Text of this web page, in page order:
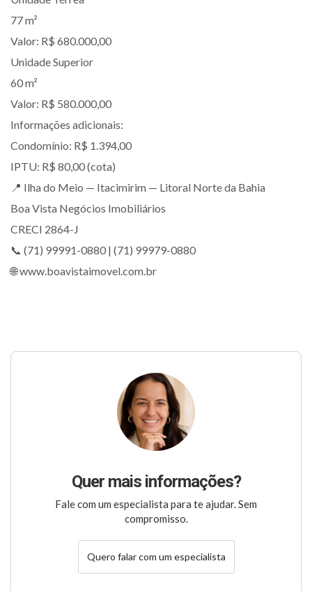
77 m²
Valor: R$ 680.000,00
Unidade Superior
60 m²
Valor: R$ 580.000,00
Informações adicionais:
Condomínio: R$ 1.394,00
IPTU: R$ 80,00 (cota)
📍 Ilha do Meio — Itacimirim — Litoral Norte da Bahia
Boa Vista Negócios Imobiliários
CRECI 2864-J
📞 (71) 99991-0880 | (71) 99979-0880
🌐 www.boavistaimovel.com.br⁠
Quer mais informações?
Fale com um especialista para te ajudar. Sem
compromisso.
Quero falar com um especialista